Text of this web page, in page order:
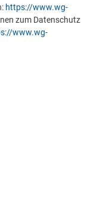
https://www.wg-
zum Datenschutz
www.wg-